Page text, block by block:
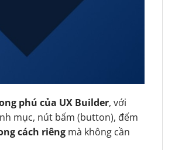
phú của UX Builder, với
mục, nút bấm (button), đếm
cách riêng mà không cần